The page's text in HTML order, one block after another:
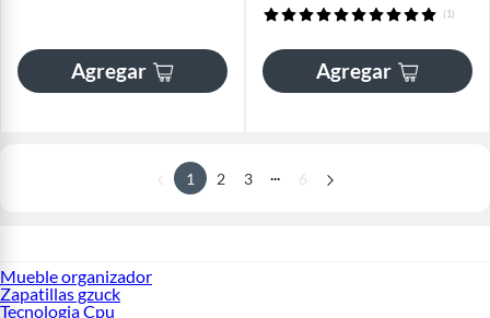
Agregar
(1)
Agregar
1 2 3 ... 6
Mueble organizador
Zapatillas gzuck
Tecnologia Cpu